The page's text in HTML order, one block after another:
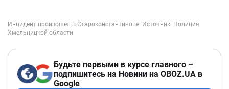
Будьте первыми в курсе главного –
подпишитесь на Новини на OBOZ.UA в
Google